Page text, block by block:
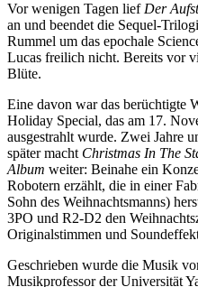
Vor wenigen Tagen lief Der
an und beendet die Sequel-
Rummel um das epochale
Lucas freilich nicht. Bereits vor
Blüte.
Eine davon war das berüchtigte
Holiday Special, das am 17.
ausgestrahlt wurde. Zwei Jahre
später macht Christmas In The
Album weiter: Beinahe ein
Robotern erzählt, die in einer
Sohn des Weihnachtsmanns)
3PO und R2-D2 den
Originalstimmen und
Geschrieben wurde die Musik
Musikprofessor der Universität